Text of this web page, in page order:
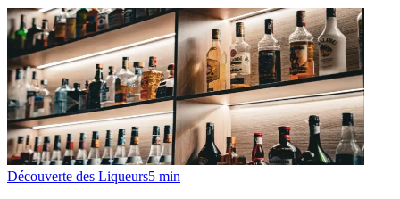
Découverte des Liqueurs5 min